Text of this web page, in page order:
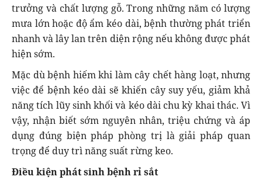
trưởng và chất lượng gỗ. Trong những năm có lượng
mưa lớn hoặc độ ẩm kéo dài, bệnh thường phát triển
nhanh và lây lan trên diện rộng nếu không được phát
hiện sớm.
Mặc dù bệnh hiếm khi làm cây chết hàng loạt, nhưng
việc để bệnh kéo dài sẽ khiến cây suy yếu, giảm khả
năng tích lũy sinh khối và kéo dài chu kỳ khai thác. Vì
vậy, nhận biết sớm nguyên nhân, triệu chứng và áp
dụng đúng biện pháp phòng trị là giải pháp quan
trọng để duy trì năng suất rừng keo.
Điều kiện phát sinh bệnh rỉ sắt